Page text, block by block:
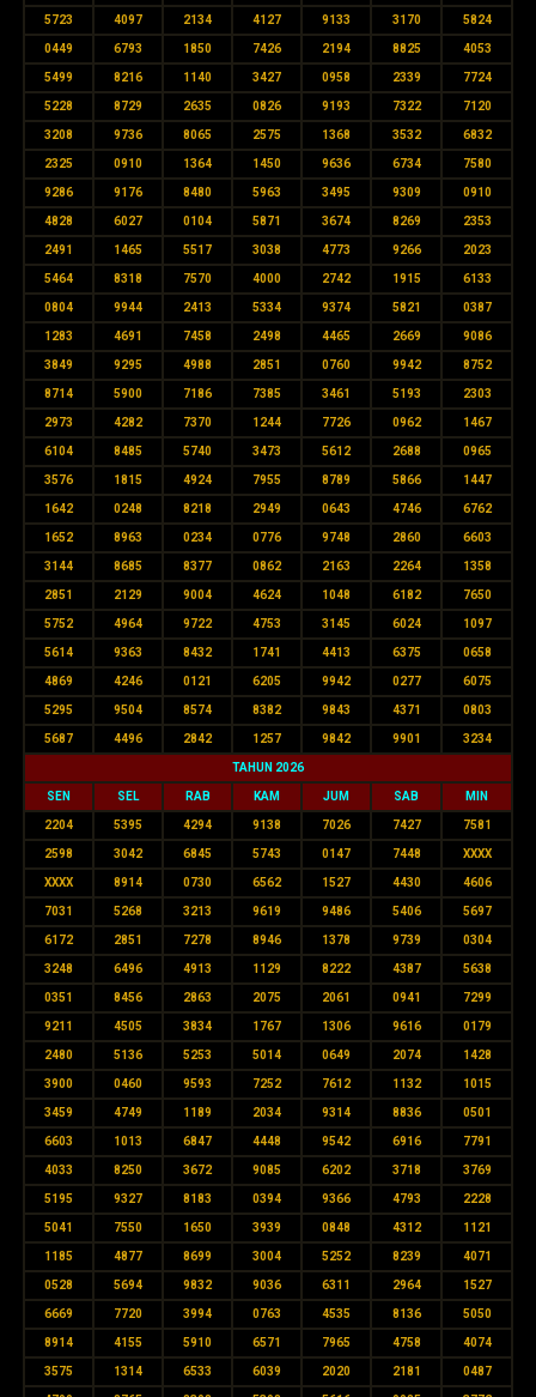
5723 4097 2134 4127 9133 3170 5824
0449 6793 1850 7426 2194 8825 4053
5499 8216 1140 3427 0958 2339 7724
5228 8729 2635 0826 9193 7322 7120
3208 9736 8065 2575 1368 3532 6832
2325 0910 1364 1450 9636 6734 7580
9286 9176 8480 5963 3495 9309 0910
4828 6027 0104 5871 3674 8269 2353
2491 1465 5517 3038 4773 9266 2023
5464 8318 7570 4000 2742 1915 6133
0804 9944 2413 5334 9374 5821 0387
1283 4691 7458 2498 4465 2669 9086
3849 9295 4988 2851 0760 9942 8752
8714 5900 7186 7385 3461 5193 2303
2973 4282 7370 1244 7726 0962 1467
6104 8485 5740 3473 5612 2688 0965
3576 1815 4924 7955 8789 5866 1447
1642 0248 8218 2949 0643 4746 6762
1652 8963 0234 0776 9748 2860 6603
3144 8685 8377 0862 2163 2264 1358
2851 2129 9004 4624 1048 6182 7650
5752 4964 9722 4753 3145 6024 1097
5614 9363 8432 1741 4413 6375 0658
4869 4246 0121 6205 9942 0277 6075
5295 9504 8574 8382 9843 4371 0803
5687 4496 2842 1257 9842 9901 3234
TAHUN 2026
SEN SEL RAB KAM JUM SAB MIN
2204 5395 4294 9138 7026 7427 7581
2598 3042 6845 5743 0147 7448 XXXX
XXXX 8914 0730 6562 1527 4430 4606
7031 5268 3213 9619 9486 5406 5697
6172 2851 7278 8946 1378 9739 0304
3248 6496 4913 1129 8222 4387 5638
0351 8456 2863 2075 2061 0941 7299
9211 4505 3834 1767 1306 9616 0179
2480 5136 5253 5014 0649 2074 1428
3900 0460 9593 7252 7612 1132 1015
3459 4749 1189 2034 9314 8836 0501
6603 1013 6847 4448 9542 6916 7791
4033 8250 3672 9085 6202 3718 3769
5195 9327 8183 0394 9366 4793 2228
5041 7550 1650 3939 0848 4312 1121
1185 4877 8699 3004 5252 8239 4071
0528 5694 9832 9036 6311 2964 1527
6669 7720 3994 0763 4535 8136 5050
8914 4155 5910 6571 7965 4758 4074
3575 1314 6533 6039 2020 2181 0487